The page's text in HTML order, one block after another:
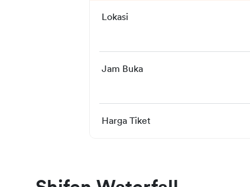
Lokasi
Jam Buka
Harga Tiket